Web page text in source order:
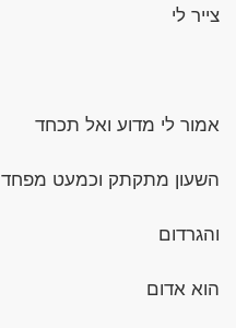
צייר לי
אמור לי מדוע ואל תכחד
השעון מתקתק וכמעט מפחד
והגרדום
הוא אדום